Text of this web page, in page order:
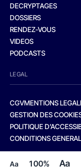
Aa 100% Aa
DECRYPTAGES
DOSSIERS
RENDEZ-VOUS
VIDEOS
PODCASTS
LEGAL
CGVMENTIONS
GESTION DES
POLITIQUE
CONDITIONS